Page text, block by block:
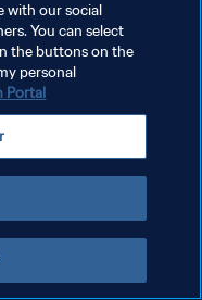
سياسة الخصوصية
شروط الخدمة
إدارة تفضيلات ملفات تعريف
with our social
You can select
the buttons on the
personal
Portal